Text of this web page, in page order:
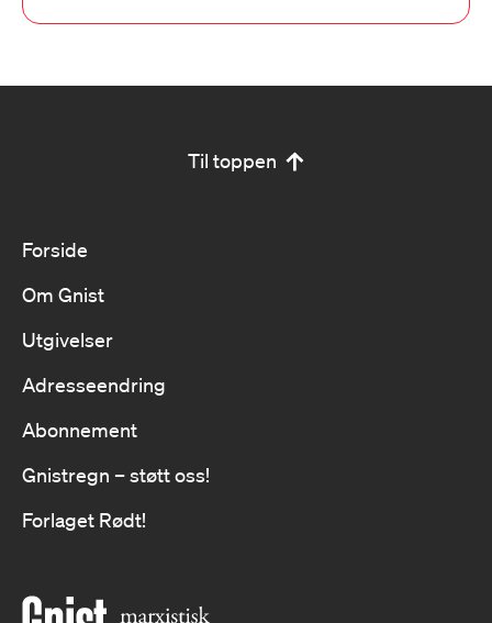
Til toppen
Forside
Om Gnist
Utgivelser
Adresseendring
Abonnement
Gnistregn – støtt oss!
Forlaget Rødt!